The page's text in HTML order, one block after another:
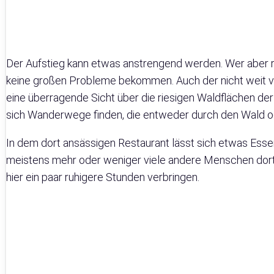
Der Aufstieg kann etwas anstrengend werden. Wer
keine großen Probleme bekommen. Auch der nicht
eine überragende Sicht über die riesigen Waldflächen
sich Wanderwege finden, die entweder durch den Wald
In dem dort ansässigen Restaurant lässt sich etwas
meistens mehr oder weniger viele andere Menschen
hier ein paar ruhigere Stunden verbringen.